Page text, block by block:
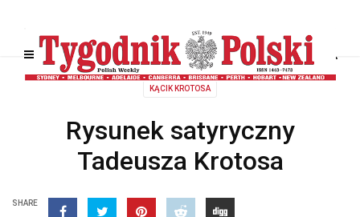
KĄCIK KROTOSA
Rysunek satyryczny
Tadeusza Krotosa
SHARE